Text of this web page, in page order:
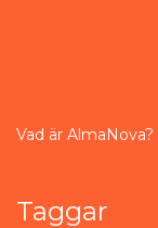
Vad är AlmaNova?
Taggar